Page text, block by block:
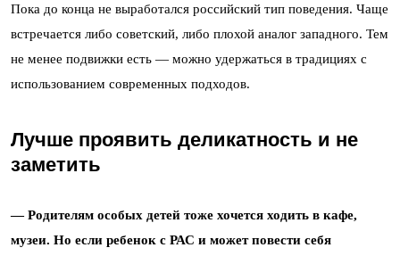
Пока до конца не выработался российский тип поведения. Чаще
встречается либо советский, либо плохой аналог западного. Тем
не менее подвижки есть — можно удержаться в традициях с
использованием современных подходов.
Лучше проявить деликатность и не
заметить
— Родителям особых детей тоже хочется ходить в кафе,
музеи. Но если ребенок с РАС и может повести себя